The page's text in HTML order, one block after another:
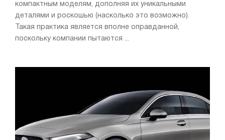
компактным моделям, дополняя их уникальными
деталями и роскошью (насколько это возможно).
Такая практика является вполне оправданной,
поскольку компании пытаются ...